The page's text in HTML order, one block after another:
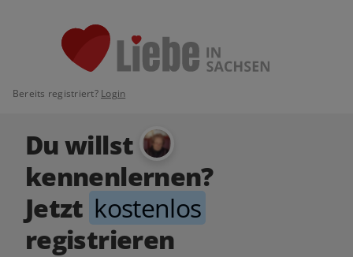
Bereits registriert? Login
Du willst
kennenlernen?
Jetzt kostenlos
registrieren